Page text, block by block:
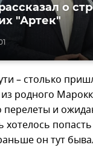
о
"Артек"
– столько
родного
перелеты и
хотелось
он тут